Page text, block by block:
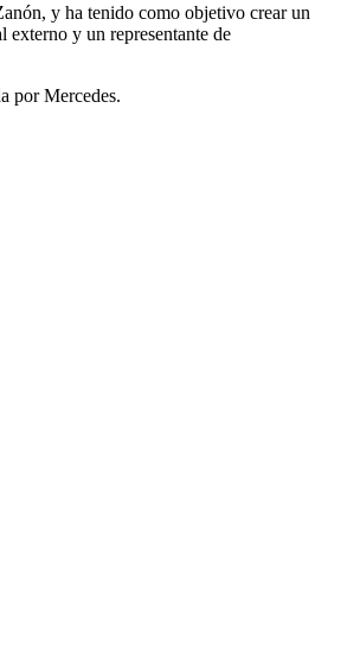
y ha tenido como objetivo crear un
externo y un representante de
por Mercedes.